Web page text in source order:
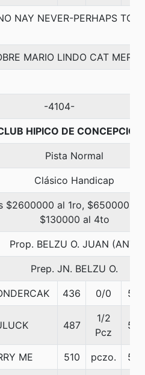
NAY NEVER-PERHAPS
MARIO LINDO CAT
-4104-
HIPICO DE
Pista Normal
Clásico Handicap
$2600000 al 1ro, $650000
$130000 al 4to
Prop. BELZU O. JUAN (ANT)
Prep. JN. BELZU O.
436 0/0 56
487
1/2
Pcz
56
ME 510 pczo. 58